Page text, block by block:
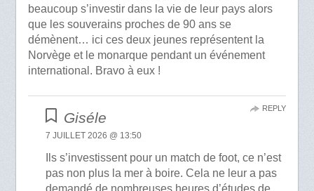
beaucoup s’investir dans la vie de leur pays alors
que les souverains proches de 90 ans se
démènent… ici ces deux jeunes représentent la
Norvège et le monarque pendant un événement
international. Bravo à eux !
Giséle
7 JUILLET 2026 @ 13:50
Ils s’investissent pour un match de foot, ce n’est
pas non plus la mer à boire. Cela ne leur a pas
demandé de nombreuses heures d’études de
REPLY